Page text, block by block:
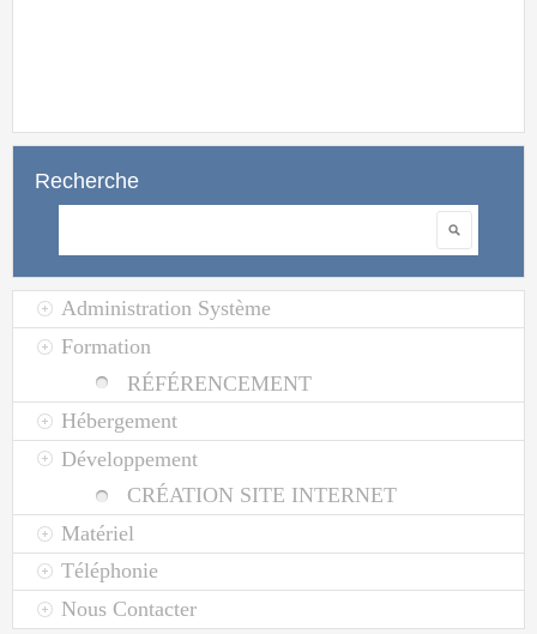
Recherche
Rechercher
Administration Système
Formation
RÉFÉRENCEMENT
Hébergement
Développement
CRÉATION SITE INTERNET
Matériel
Téléphonie
Nous Contacter